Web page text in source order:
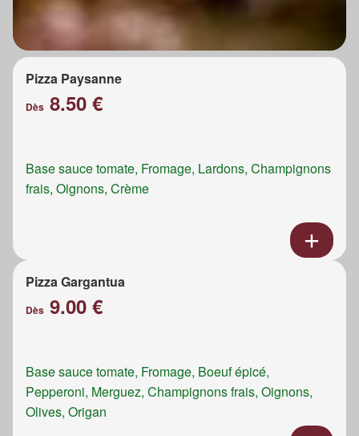
Pizza Paysanne
Dès 8.50 €
Base sauce tomate, Fromage, Lardons, Champignons
frais, Oignons, Crème
Pizza Gargantua
Dès 9.00 €
Base sauce tomate, Fromage, Boeuf épicé,
Pepperoni, Merguez, Champignons frais, Oignons,
Olives, Origan